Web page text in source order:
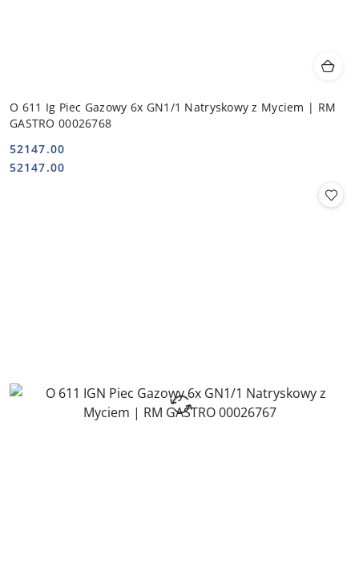
O 611 Ig Piec Gazowy 6x GN1/1 Natryskowy z Myciem | RM
GASTRO 00026768
Cena:
52147.00
Cena:
52147.00